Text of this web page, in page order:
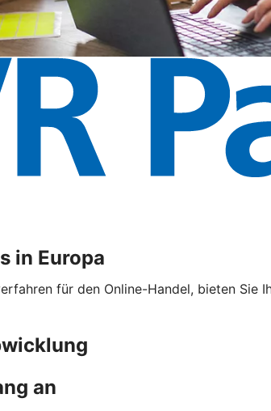
in Europa
für den Online-Handel, bieten Sie
an